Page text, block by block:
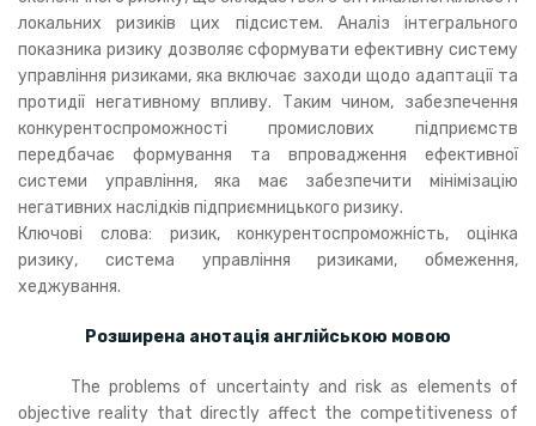
локальних ризиків цих підсистем. Аналіз інтегрального
показника ризику дозволяє сформувати ефективну систему
управління ризиками, яка включає заходи щодо адаптації та
протидії негативному впливу. Таким чином, забезпечення
конкурентоспроможності промислових підприємств
передбачає формування та впровадження ефективної
системи управління, яка має забезпечити мінімізацію
негативних наслідків підприємницького ризику.
Ключові слова: ризик, конкурентоспроможність, оцінка
ризику, система управління ризиками, обмеження,
хеджування.
Розширена анотація англійською мовою
The problems of uncertainty and risk as elements of
objective reality that directly affect the competitiveness of